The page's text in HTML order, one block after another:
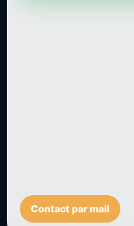
Contact par mail